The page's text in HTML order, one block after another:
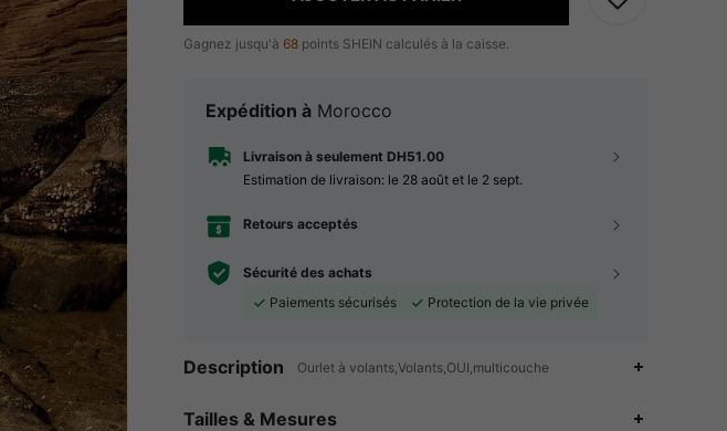
Gagnez jusqu'à 68 points SHEIN calculés à la caisse.
Expédition à Morocco
Livraison à seulement DH51.00
Estimation de livraison: le 28 août et le 2 sept.
Retours acceptés
Sécurité des achats
Paiements sécurisés
Protection de la vie privée
Description Ourlet à volants,Volants,OUI,multicouche
Tailles & Mesures